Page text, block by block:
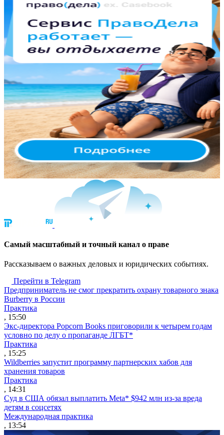
Cамый масштабный и точный канал о праве
Рассказываем о важных деловых и юридических событиях.
Перейти в Telegram
Предприниматель не смог прекратить охрану товарного знака
Burberry в России
Практика
, 15:50
Экс-директора Popcorn Books приговорили к четырем годам
условно по делу о пропаганде ЛГБТ*
Практика
, 15:25
Wildberries запустит программу партнерских хабов для
хранения товаров
Практика
, 14:31
Суд в США обязал выплатить Meta* $942 млн из-за вреда
детям в соцсетях
Международная практика
, 13:54